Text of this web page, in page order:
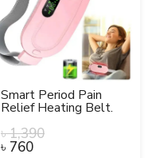
Smart Period Pain
Relief Heating Belt.
৳1,390
৳ 760